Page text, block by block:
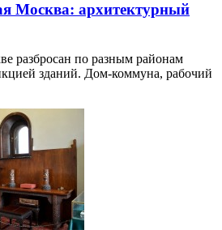
Москва: архитектурный
разбросан по разным районам
зданий. Дом-коммуна, рабочий